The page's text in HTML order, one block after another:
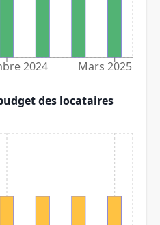
2024 Mars 2025
des locataires